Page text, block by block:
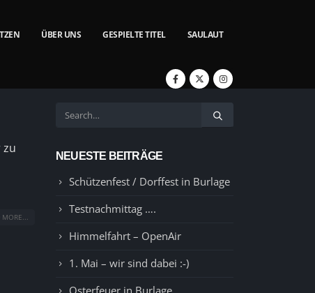
ÜBER UNS GESPIELTE TITEL SAULAUT
zu
MORE...
NEUESTE BEITRÄGE
Schützenfest / Dorffest in Burlage
Testnachmittag ….
Himmelfahrt – OpenAir
1. Mai – wir sind dabei :-)